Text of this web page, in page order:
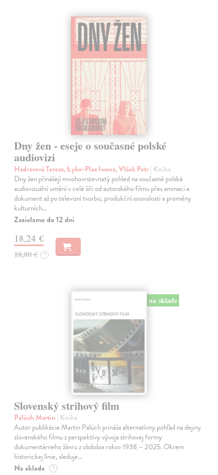
Dny žen - eseje o současné polské
audiovizi
Hadravová Tereza, Łyko-Plos Iwona, Vlček Petr| Kniha
Dny žen přinášejí mnohovrstevnatý pohled na současné polské
audiovizuální umění v celé šíři od autorského filmu přes animaci a
dokument až po televizní tvorbu, produkční souvislosti a proměny
kulturních…
Zasielame do 12 dní
18,24 €
18,80 € ?
na sklade
Slovenský strihový film
Palúch Martin | Kniha
Autor publikácie Martin Palúch prináša alternatívny pohľad na dejiny
slovenského filmu z perspektívy vývoja strihovej formy
dokumentárneho žánru z obdobia rokov 1938 – 2025. Okrem
historickej línie, sleduje…
Na sklade ?